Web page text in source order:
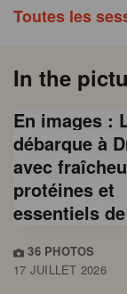
Toutes les
In the
En images :
débarque à
avec
protéines et
essentiels
36 PHOTOS
17 JUILLET 2026